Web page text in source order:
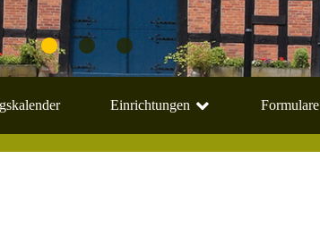
Einrichtungen Formulare